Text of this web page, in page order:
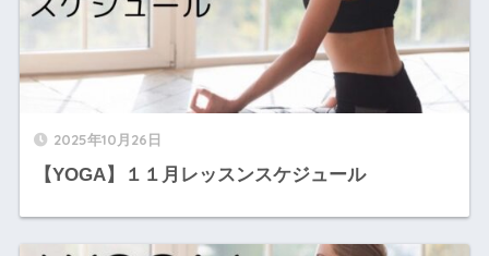
2025年10月26日
【YOGA】１１月レッスンスケジュール